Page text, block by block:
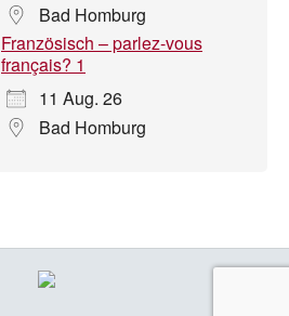
Bad Homburg
Französisch – parlez-vous
français? 1
11 Aug. 26
Bad Homburg